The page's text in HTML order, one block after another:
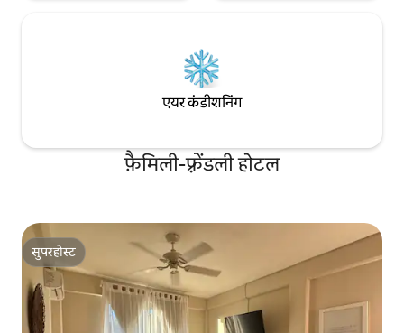
एयर कंडीशनिंग
फ़ैमिली-फ़्रेंडली होटल
सुपरहोस्ट
सुपरहोस्ट